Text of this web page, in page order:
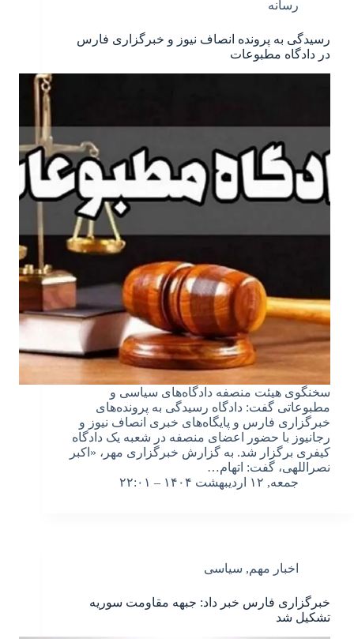
رسانه
رسیدگی به پرونده انصاف نیوز و خبرگزاری فارس
در دادگاه مطبوعات
سخنگوی هیئت منصفه دادگاه‌های سیاسی و
مطبوعاتی گفت: دادگاه رسیدگی به پرونده‌های
خبرگزاری فارس و پایگاه‌های خبری انصاف نیوز و
رجانیوز با حضور اعضای منصفه در شعبه یک دادگاه
کیفری برگزار شد. به گزارش خبرگزاری مهر، «اکبر
نصراللهی، گفت: اتهام…
جمعه, ۱۲ اردیبهشت ۱۴۰۴ – ۲۲:۰۱
اخبار مهم, سیاسی
خبرگزاری فارس خبر داد: جبهه مقاومت سوریه
تشکیل شد